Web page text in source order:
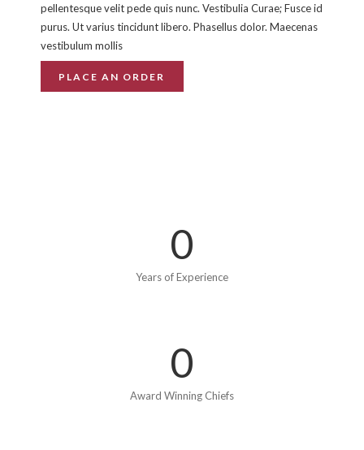
pellentesque velit pede quis nunc. Vestibulia Curae; Fusce id
purus. Ut varius tincidunt libero. Phasellus dolor. Maecenas
vestibulum mollis
PLACE AN ORDER
0
Years of Experience
0
Award Winning Chiefs